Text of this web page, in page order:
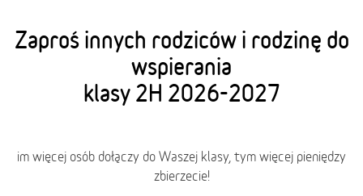
Zaproś innych rodziców i rodzinę do
wspierania
klasy 2H 2026-2027
im więcej osób dołączy do Waszej klasy, tym więcej pieniędzy
zbierzecie!